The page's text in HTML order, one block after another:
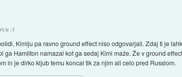
:)
Kimiju pa ravno ground effect niso odgovarjali. Zdaj ti je
Hamilton namazal kot ga sedaj Kimi maže. Že v ground
in je dirko kljub temu koncal tik za njim ali celo pred Russlom.